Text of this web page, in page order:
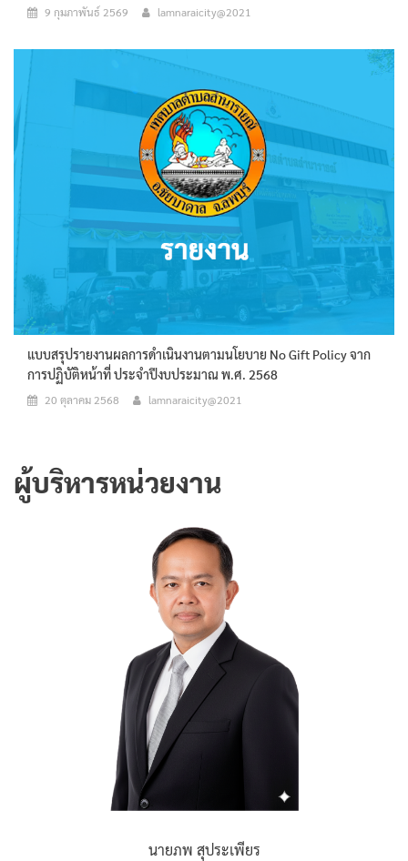
9 กุมภาพันธ์ 2569 lamnaraicity@2021
แบบสรุปรายงานผลการดำเนินงานตามนโยบาย No Gift Policy จาก
การปฏิบัติหน้าที่ ประจำปีงบประมาณ พ.ศ. 2568
20 ตุลาคม 2568 lamnaraicity@2021
ผู้บริหารหน่วยงาน
นายภพ สุประเพียร